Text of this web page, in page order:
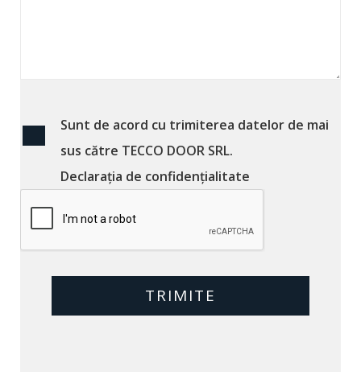
Sunt de acord cu trimiterea datelor de mai
sus către TECCO DOOR SRL.
Declaraţia de confidenţialitate